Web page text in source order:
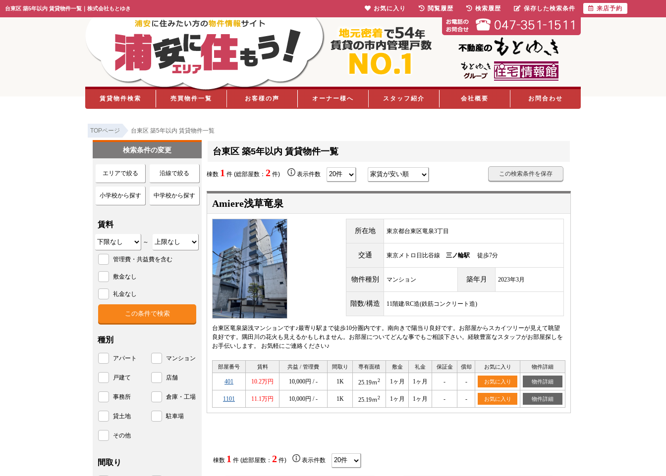
台東区 築5年以内 賃貸物件一覧｜株式会社もとゆき
賃貸物件検索 売買物件一覧 お客様の声 オーナー様へ スタッフ紹介 会社概要 お問合わせ
TOPページ 台東区 築5年以内 賃貸物件一覧
台東区 築5年以内 賃貸物件一覧
棟数 1 件 (総部屋数： 2 件) 表示件数 この検索条件を保存
Amiere浅草竜泉
所在地 東京都台東区竜泉3丁目
交通 東京メトロ日比谷線 三ノ輪駅 徒歩7分
物件種別 マンション 築年月 2023年3月
階数/構造 11階建/RC造(鉄筋コンクリート造)
台東区竜泉築浅マンションです♪最寄り駅まで徒歩10分圏内です。南向きで陽当り良好です。お部屋からスカイツリーが見えて眺望
良好です。隅田川の花火も見えるかもしれません。お部屋についてどんな事でもご相談下さい。経験豊富なスタッフがお部屋探しを
お手伝いします。 お気軽にご連絡ください♪
部屋番号 賃料 共益 / 管理費 間取り 専有面積 敷金 礼金 保証金 償却 お気に入り 物件詳細
401 10.2万円 10,000円 / - 1K 25.19ｍ2 1ヶ月 1ヶ月 - - お気に入り 物件詳細
1101 11.1万円 10,000円 / - 1K 25.19ｍ2 1ヶ月 1ヶ月 - - お気に入り 物件詳細
棟数 1 件 (総部屋数： 2件) 表示件数
検索条件の変更
エリアで絞る 沿線で絞る
小学校から探す 中学校から探す
賃料
～
管理費・共益費を含む
敷金なし
礼金なし
種別
アパート マンション
戸建て 店舗
事務所 倉庫・工場
貸土地 駐車場
その他
間取り
お気に入り 閲覧履歴 検索履歴 保存した検索条件 来店予約